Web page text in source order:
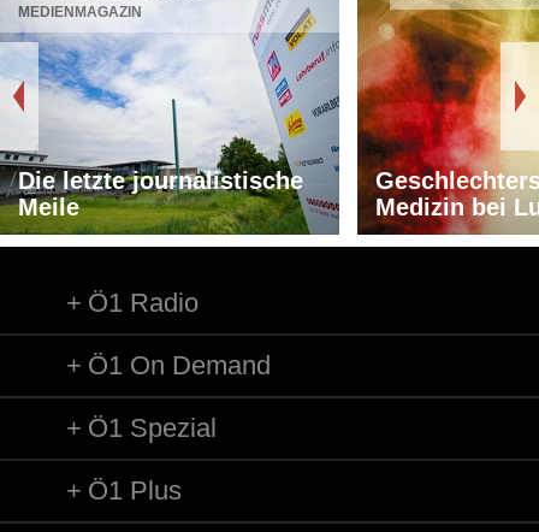
MEDIENMAGAZIN
Die letzte journalistische
Meile
Medizin bei
Ö1 Radio
Ö1 On Demand
Ö1 Spezial
Ö1 Plus